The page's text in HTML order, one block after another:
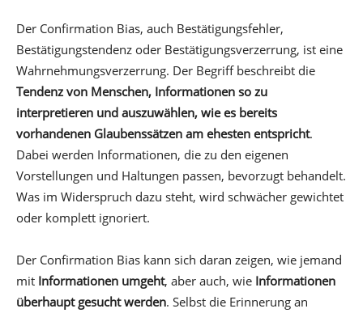
Der Confirmation Bias, auch Bestätigungsfehler,
Bestätigungstendenz oder Bestätigungsverzerrung, ist eine
Wahrnehmungsverzerrung. Der Begriff beschreibt die
Tendenz von Menschen, Informationen so zu
interpretieren und auszuwählen, wie es bereits
vorhandenen Glaubenssätzen am ehesten entspricht.
Dabei werden Informationen, die zu den eigenen
Vorstellungen und Haltungen passen, bevorzugt behandelt.
Was im Widerspruch dazu steht, wird schwächer gewichtet
oder komplett ignoriert.
Der Confirmation Bias kann sich daran zeigen, wie jemand
mit Informationen umgeht, aber auch, wie Informationen
überhaupt gesucht werden. Selbst die Erinnerung an